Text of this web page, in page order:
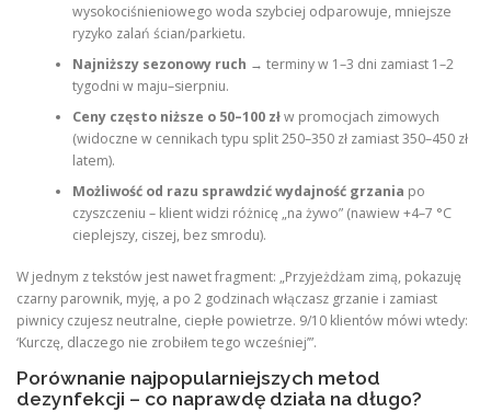
wysokociśnieniowego woda szybciej odparowuje, mniejsze
ryzyko zalań ścian/parkietu.
Najniższy sezonowy ruch → terminy w 1–3 dni zamiast 1–2
tygodni w maju–sierpniu.
Ceny często niższe o 50–100 złw promocjach zimowych
(widoczne w cennikach typu split 250–350 zł zamiast 350–450 zł
latem).
Możliwość od razu sprawdzić wydajność grzania po
czyszczeniu – klient widzi różnicę „na żywo” (nawiew +4–7 °C
cieplejszy, ciszej, bez smrodu).
W jednym z tekstów jest nawet fragment: „Przyjeżdżam zimą, pokazuję
czarny parownik, myję, a po 2 godzinach włączasz grzanie i zamiast
piwnicy czujesz neutralne, ciepłe powietrze. 9/10 klientów mówi wtedy:
‘Kurczę, dlaczego nie zrobiłem tego wcześniej’”.
Porównanie najpopularniejszych metod
dezynfekcji – co naprawdę działa na długo?